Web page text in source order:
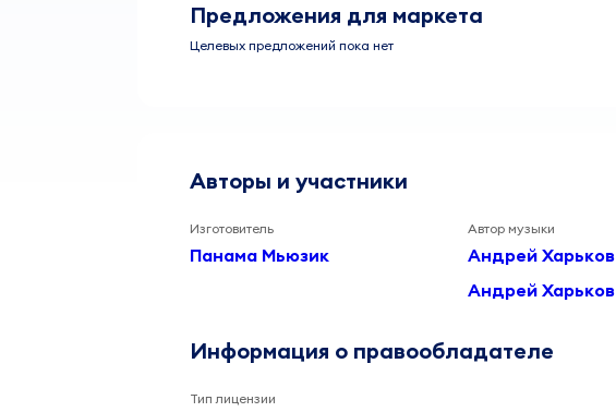
Предложения для маркета
Целевых предложений пока нет
Авторы и участники
Изготовитель
Панама Мьюзик
Автор музыки
Андрей Харьков
Андрей Харьков
Информация о правообладателе
Тип лицензии